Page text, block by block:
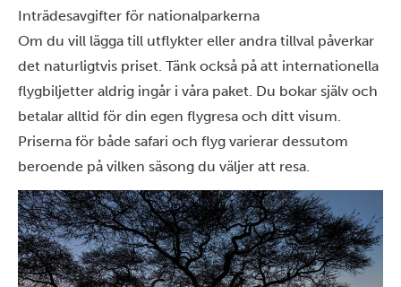
Inträdesavgifter för nationalparkerna
Om du vill lägga till utflykter eller andra tillval påverkar
det naturligtvis priset. Tänk också på att internationella
flygbiljetter aldrig ingår i våra paket. Du bokar själv och
betalar alltid för din egen flygresa och ditt visum.
Priserna för både safari och flyg varierar dessutom
beroende på vilken säsong du väljer att resa.